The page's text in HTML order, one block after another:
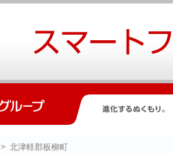
> 北津軽郡板柳町